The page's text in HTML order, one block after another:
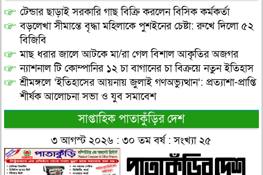
টেন্ডার ছাড়াই সরকারি গাছ বিক্রি করলেন বিসিক কর্মকর্তা
বড়লেখা সীমান্তে বৃদ্ধা মহিলাকে পুশইনের চেষ্টা: রুখে দিলো ৫২
বিজিবি
মাছ ধরার জালে আটকে মা/রা গেল বিশাল আকৃতির অজগর
ন্যাশনাল টি কোম্পানির ১২ চা বাগানের চা বিক্রয়ে নতুন ইতিহাস
শ্রীমঙ্গলে ‘ইতিহাসের আয়নায় জুলাই গণঅভ্যুত্থান’: প্রত্যাশা-প্রাপ্তি
শীর্ষক আলোচনা সভা ও যুব সমাবেশ
সাপ্তাহিক পাতাকুঁড়ির দেশ
৩ আগস্ট ২০২৬ : ৩০ তম বর্ষ : সংখ্যা ২৫